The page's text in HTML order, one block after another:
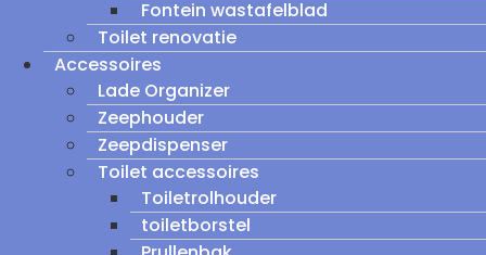
Fontein wastafelblad
Toilet renovatie
Accessoires
Lade Organizer
Zeephouder
Zeepdispenser
Toilet accessoires
Toiletrolhouder
toiletborstel